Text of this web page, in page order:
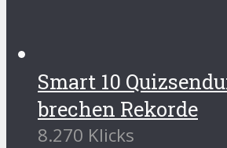
Smart 10
brechen Rekorde
8.270 Klicks